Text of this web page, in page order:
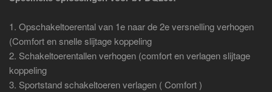
1. Opschakeltoerental van 1e naar de 2e versnelling verhogen
(Comfort en snelle slijtage koppeling
2. Schakeltoerentallen verhogen (comfort en verlagen slijtage
koppeling
3. Sportstand schakeltoeren verlagen ( Comfort )